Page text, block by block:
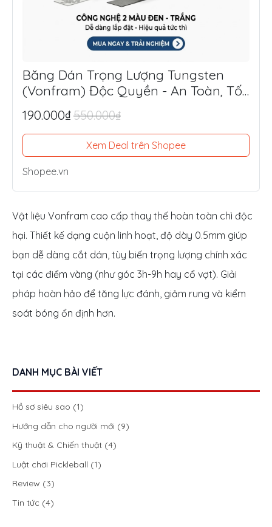
Băng Dán Trọng Lượng Tungsten
(Vonfram) Độc Quyền - An Toàn, Tối
Ưu Lực Đánh, Điểm Ngọt
190.000₫550.000₫
Xem Deal trên Shopee
Shopee.vn
Vật liệu Vonfram cao cấp thay thế hoàn toàn chì độc
hại. Thiết kế dạng cuộn linh hoạt, độ dày 0.5mm giúp
bạn dễ dàng cắt dán, tùy biến trọng lượng chính xác
tại các điểm vàng (như góc 3h-9h hay cổ vợt). Giải
pháp hoàn hảo để tăng lực đánh, giảm rung và kiểm
soát bóng ổn định hơn.
DANH MỤC BÀI VIẾT
Hồ sơ siêu sao (1)
Hướng dẫn cho người mới (9)
Kỹ thuật & Chiến thuật (4)
Luật chơi Pickleball (1)
Review (3)
Tin tức (4)